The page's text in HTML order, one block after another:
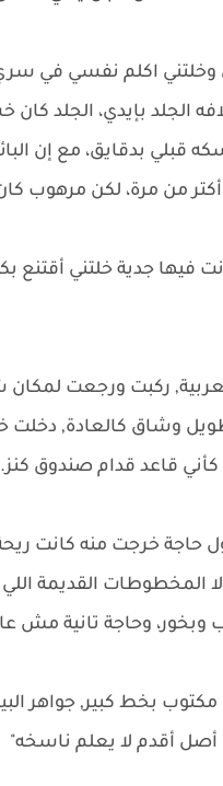
وخلتني اكلم نفسي في
الجلد بإيدي، الجلد
بدقايق، مع إن
من مرة، لكن مرهوب
فيها جدية خلتني
ركبت ورجعت لمكان
وشاق كالعادة, دخلت
قاعد قدام صندوق
حاجة خرجت منه كانت
المخطوطات القديمة
وبخور، وحاجة تانية مش
بخط كبير, جواهر
أقدم لا يعلم ناسخه"